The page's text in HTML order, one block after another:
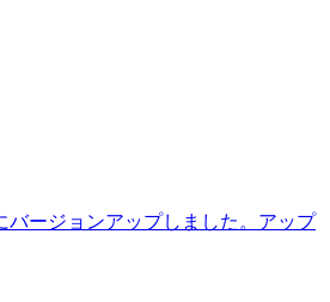
バージョンアップしました。アップ